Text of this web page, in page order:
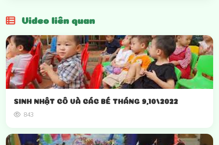
Video liên quan
SINH NHẬT CÔ VÀ CÁC BÉ THÁNG 9,10/2022
843